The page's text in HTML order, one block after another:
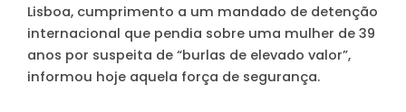
Lisboa, cumprimento a um mandado de detenção
internacional que pendia sobre uma mulher de 39
anos por suspeita de “burlas de elevado valor”,
informou hoje aquela força de segurança.